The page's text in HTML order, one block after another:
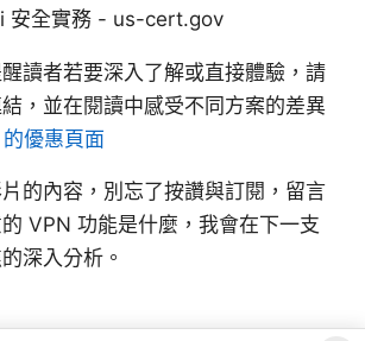
安全實務 - us-cert.gov
讀者若要深入了解或直接體驗，請
，並在閱讀中感受不同方案的差異
優惠頁面
的內容，別忘了按讚與訂閱，留言
VPN 功能是什麼，我會在下一支
深入分析。